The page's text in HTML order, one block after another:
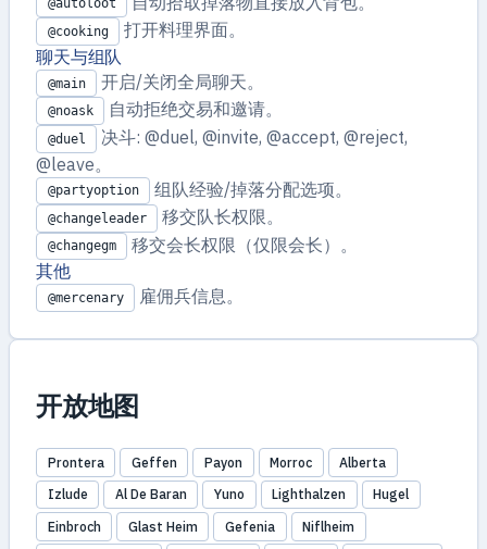
@autoloot
@cooking
打开料理界面。
聊天与组队
@main 开启/关闭全局聊天。
@noask 自动拒绝交易和邀请。
@duel
决斗: @duel, @invite, @accept, @reject,
@leave。
@partyoption 组队经验/掉落分配选项。
@changeleader 移交队长权限。
@changegm
移交会长权限（仅限会长）。
其他
@mercenary 雇佣兵信息。
开放地图
Prontera Geffen Payon Morroc
Alberta
Izlude
Al De Baran Yuno Lighthalzen
Hugel
Einbroch
Glast Heim Gefenia
Niflheim